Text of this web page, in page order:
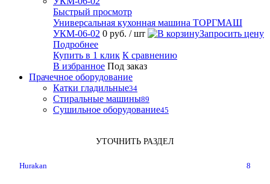
Быстрый просмотр
Универсальная кухонная машина ТОРГМАШ
УКМ-06-02 0 руб. / шт
Запросить цену
Подробнее
Купить в 1 клик К сравнению
В избранное Под заказ
Прачечное оборудование
Катки гладильные34
Стиральные машины89
Сушильное оборудование45
УТОЧНИТЬ РАЗДЕЛ
Hurakan 8